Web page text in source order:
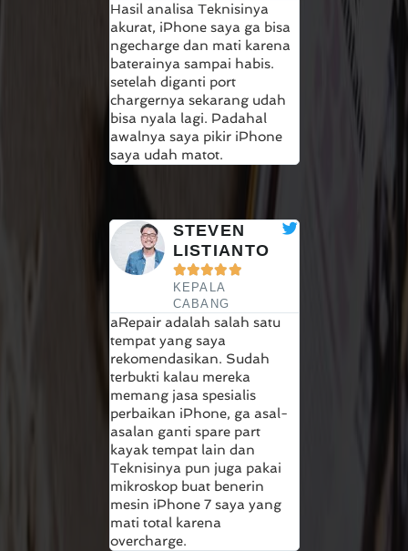
Hasil analisa Teknisinya
akurat, iPhone saya ga bisa
ngecharge dan mati karena
baterainya sampai habis.
setelah diganti port
chargernya sekarang udah
bisa nyala lagi. Padahal
awalnya saya pikir iPhone
saya udah matot.
STEVEN
LISTIANTO

KEPALA
CABANG
aRepair adalah salah satu
tempat yang saya
rekomendasikan. Sudah
terbukti kalau mereka
memang jasa spesialis
perbaikan iPhone, ga asal-
asalan ganti spare part
kayak tempat lain dan
Teknisinya pun juga pakai
mikroskop buat benerin
mesin iPhone 7 saya yang
mati total karena
overcharge.